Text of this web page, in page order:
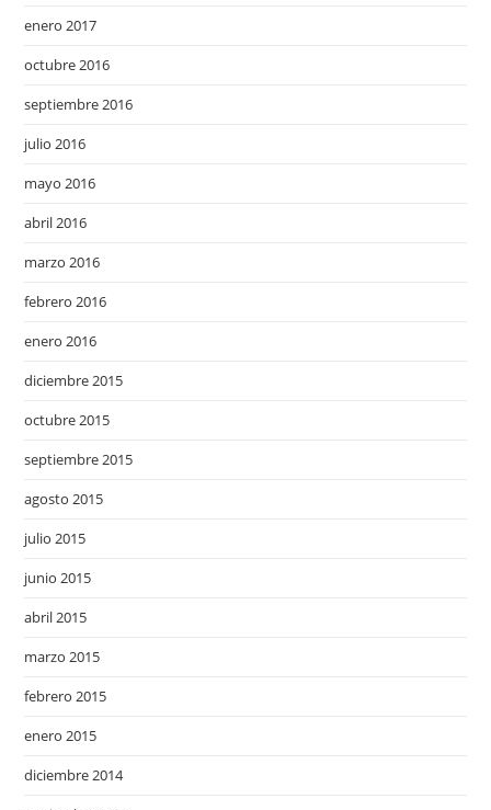
enero 2017
octubre 2016
septiembre 2016
julio 2016
mayo 2016
abril 2016
marzo 2016
febrero 2016
enero 2016
diciembre 2015
octubre 2015
septiembre 2015
agosto 2015
julio 2015
junio 2015
abril 2015
marzo 2015
febrero 2015
enero 2015
diciembre 2014